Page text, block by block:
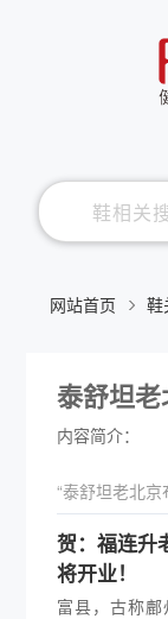
网站首页 鞋
泰舒坦
内容简介：
“泰舒坦老北
贺：福连升
将开业！
富县，古称